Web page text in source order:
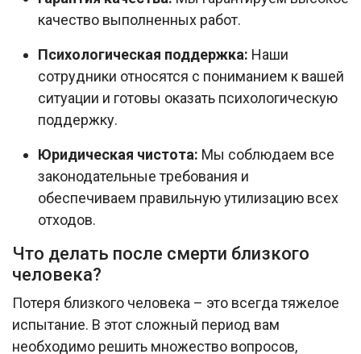
качество выполненных работ.
Психологическая поддержка: Наши
сотрудники относятся с пониманием к вашей
ситуации и готовы оказать психологическую
поддержку.
Юридическая чистота: Мы соблюдаем все
законодательные требования и
обеспечиваем правильную утилизацию всех
отходов.
Что делать после смерти близкого
человека?
Потеря близкого человека – это всегда тяжелое
испытание. В этот сложный период вам
необходимо решить множество вопросов,